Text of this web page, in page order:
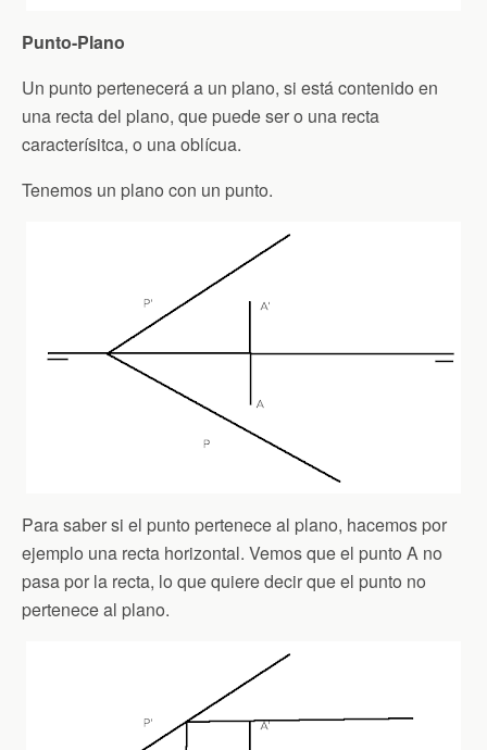
Punto-Plano
Un punto pertenecerá a un plano, si está contenido en
una recta del plano, que puede ser o una recta
caracterísitca, o una oblícua.
Tenemos un plano con un punto.
Para saber si el punto pertenece al plano, hacemos por
ejemplo una recta horizontal. Vemos que el punto A no
pasa por la recta, lo que quiere decir que el punto no
pertenece al plano.